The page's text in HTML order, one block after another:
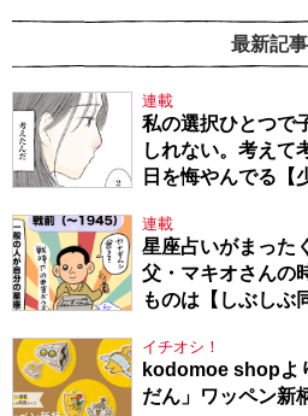
最新記事
連載
私の選択ひとつで
しれない。考え
日を悔やんでる【
～・54】
連載
星座占いがまった
父・マキオさんの
ものは【しぶしぶ
イチオシ！
kodomoe shopよ
だん」ワッペン新